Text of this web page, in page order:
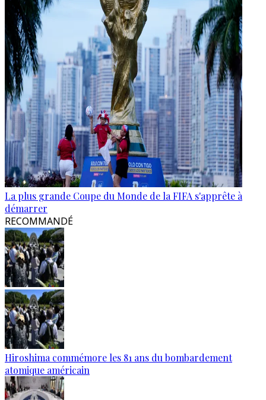
La plus grande Coupe du Monde de la FIFA s'apprête à
démarrer
RECOMMANDÉ
Hiroshima commémore les 81 ans du bombardement
atomique américain